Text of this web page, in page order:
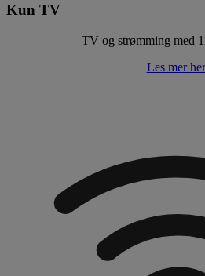
Kun TV
TV og strømming med
Les mer her